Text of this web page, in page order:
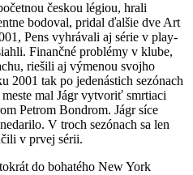
českou légiou, hrali
bodoval, pridal ďalšie dve Art
Pens vyhrávali aj série v play-
Finančné problémy v klube,
riešili aj výmenou svojho
2001 tak po jedenástich sezónach
mal Jágr vytvoriť smrtiaci
Petrom Bondrom. Jágr síce
V troch sezónach sa len
v prvej sérii.
do bohatého New York